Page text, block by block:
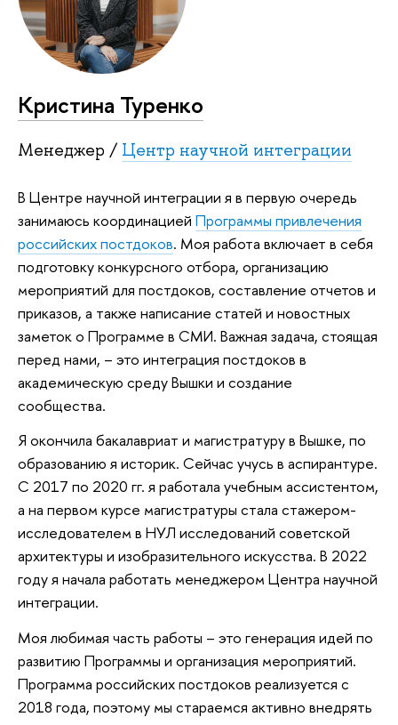
Кристина Туренко
Менеджер / Центр научной интеграции
В Центре научной интеграции я в первую очередь
занимаюсь координацией Программы привлечения
российских постдоков. Моя работа включает в себя
подготовку конкурсного отбора, организацию
мероприятий для постдоков, составление отчетов и
приказов, а также написание статей и новостных
заметок о Программе в СМИ. Важная задача, стоящая
перед нами, – это интеграция постдоков в
академическую среду Вышки и создание
сообщества.
Я окончила бакалавриат и магистратуру в Вышке, по
образованию я историк. Сейчас учусь в аспирантуре.
С 2017 по 2020 гг. я работала учебным ассистентом,
а на первом курсе магистратуры стала стажером-
исследователем в НУЛ исследований советской
архитектуры и изобразительного искусства. В 2022
году я начала работать менеджером Центра научной
интеграции.
Моя любимая часть работы – это генерация идей по
развитию Программы и организация мероприятий.
Программа российских постдоков реализуется с
2018 года, поэтому мы стараемся активно внедрять